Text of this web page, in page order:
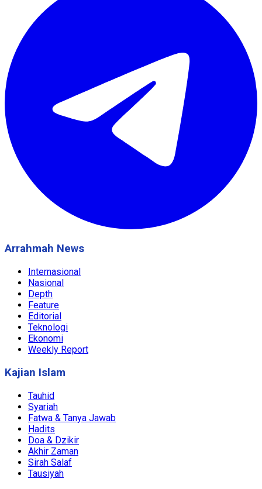
Arrahmah News
Internasional
Nasional
Depth
Feature
Editorial
Teknologi
Ekonomi
Weekly Report
Kajian Islam
Tauhid
Syariah
Fatwa & Tanya Jawab
Hadits
Doa & Dzikir
Akhir Zaman
Sirah Salaf
Tausiyah